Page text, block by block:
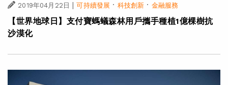
2019年04月22日 | 可持續發展 · 科技創新 · 金融服務
【世界地球日】支付寶螞蟻森林用戶攜手種植1億棵樹抗
沙漠化